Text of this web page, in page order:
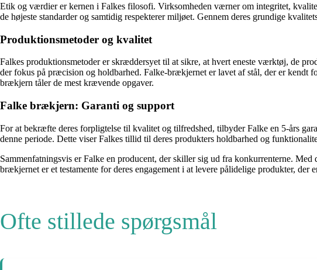
Etik og værdier er kernen i Falkes filosofi. Virksomheden værner om integritet,
de højeste standarder og samtidig respekterer miljøet. Gennem deres grundige
Produktionsmetoder og kvalitet
Falkes produktionsmetoder er skræddersyet til at sikre, at hvert eneste værktøj, de
der fokus på præcision og holdbarhed. Falke-brækjernet er lavet af stål, der er kendt
brækjern tåler de mest krævende opgaver.
Falke brækjern: Garanti og support
For at bekræfte deres forpligtelse til kvalitet og tilfredshed, tilbyder Falke en 5-års
denne periode. Dette viser Falkes tillid til deres produkters holdbarhed og
Sammenfatningsvis er Falke en producent, der skiller sig ud fra konkurrenterne.
brækjernet er et testamente for deres engagement i at levere pålidelige produkter,
Ofte stillede spørgsmål